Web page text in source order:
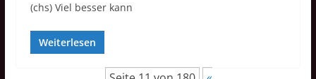
(chs) Viel besser kann
Weiterlesen